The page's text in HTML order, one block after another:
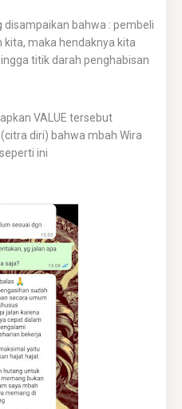
disampaikan bahwa : pembeli
kita, maka hendaknya kita
titik darah penghabisan
VALUE tersebut
diri) bahwa mbah Wira
ini